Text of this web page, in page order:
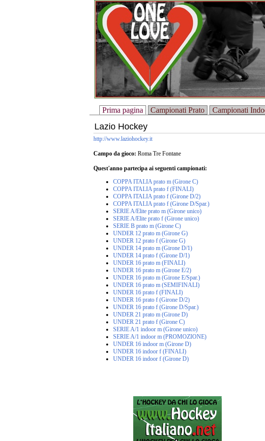
Prima pagina Campionati Prato Campionati
Lazio Hockey
http://www.laziohockey.it
Campo da gioco: Roma Tre Fontane
Quest'anno partecipa ai seguenti campionati:
COPPA ITALIA prato m (Girone C)
COPPA ITALIA prato f (FINALI)
COPPA ITALIA prato f (Girone D/2)
COPPA ITALIA prato f (Girone D/Spar.)
SERIE A/Elite prato m (Girone unico)
SERIE A/Elite prato f (Girone unico)
SERIE B prato m (Girone C)
UNDER 12 prato m (Girone G)
UNDER 12 prato f (Girone G)
UNDER 14 prato m (Girone D/1)
UNDER 14 prato f (Girone D/1)
UNDER 16 prato m (FINALI)
UNDER 16 prato m (Girone E/2)
UNDER 16 prato m (Girone E/Spar.)
UNDER 16 prato m (SEMIFINALI)
UNDER 16 prato f (FINALI)
UNDER 16 prato f (Girone D/2)
UNDER 16 prato f (Girone D/Spar.)
UNDER 21 prato m (Girone D)
UNDER 21 prato f (Girone C)
SERIE A/1 indoor m (Girone unico)
SERIE A/1 indoor m (PROMOZIONE)
UNDER 16 indoor m (Girone D)
UNDER 16 indoor f (FINALI)
UNDER 16 indoor f (Girone D)